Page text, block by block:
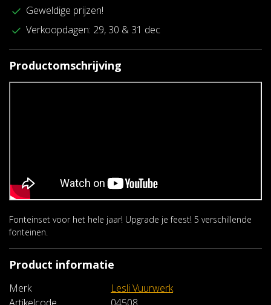
Geweldige prijzen!
Verkoopdagen: 29, 30 & 31 dec
Productomschrijving
Fonteinset voor het hele jaar! Upgrade je feest! 5 verschillende
fonteinen.
Product informatie
Merk
Lesli Vuurwerk